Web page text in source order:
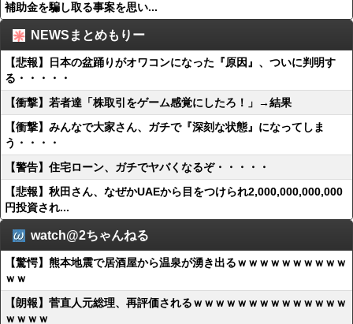
補助金を騙し取る事案を思い...
NEWSまとめもりー
【悲報】日本の盆踊りがオワコンになった『原因』、ついに判明す
る・・・・・
【衝撃】若者達「株取引をゲーム感覚にしたろ！」→結果
【衝撃】みんなで大家さん、ガチで『深刻な状態』になってしま
う・・・・
【警告】住宅ローン、ガチでヤバくなるぞ・・・・・
【悲報】秋田さん、なぜかUAEから目をつけられ2,000,000,000,000
円投資され...
watch@2ちゃんねる
【驚愕】熊本地震で居酒屋から温泉が湧き出るｗｗｗｗｗｗｗｗｗｗ
ｗｗ
【朗報】菅直人元総理、再評価されるｗｗｗｗｗｗｗｗｗｗｗｗｗｗ
ｗｗｗｗ